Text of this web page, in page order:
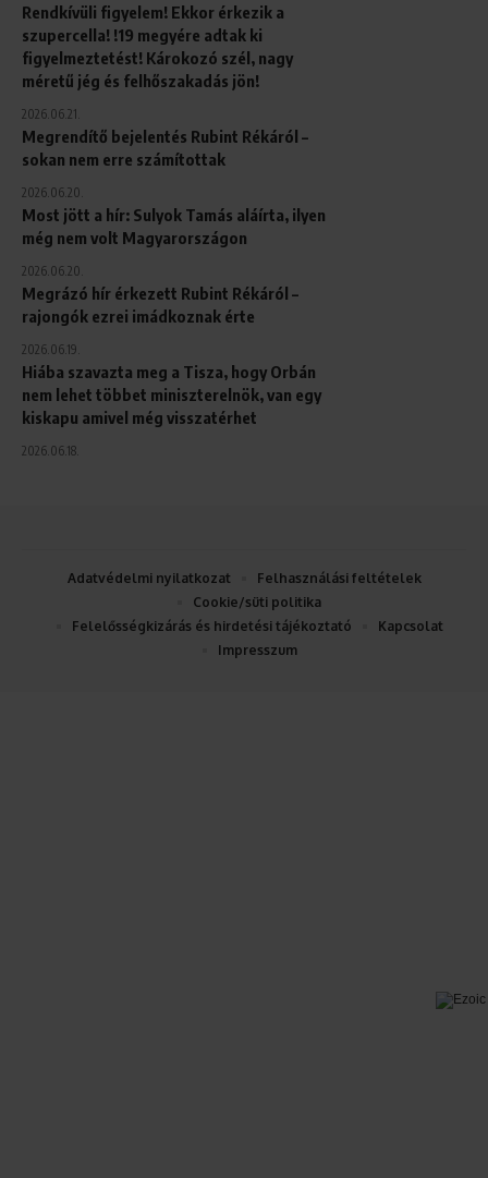
Rendkívüli figyelem! Ekkor érkezik a
szupercella! !19 megyére adtak ki
figyelmeztetést! Károkozó szél, nagy
méretű jég és felhőszakadás jön!
2026.06.21.
Megrendítő bejelentés Rubint Rékáról –
sokan nem erre számítottak
2026.06.20.
Most jött a hír: Sulyok Tamás aláírta, ilyen
még nem volt Magyarországon
2026.06.20.
Megrázó hír érkezett Rubint Rékáról –
rajongók ezrei imádkoznak érte
2026.06.19.
Hiába szavazta meg a Tisza, hogy Orbán
nem lehet többet miniszterelnök, van egy
kiskapu amivel még visszatérhet
2026.06.18.
Adatvédelmi nyilatkozat
Felhasználási feltételek
Cookie/süti politika
Felelősségkizárás és hirdetési tájékoztató
Kapcsolat
Impresszum